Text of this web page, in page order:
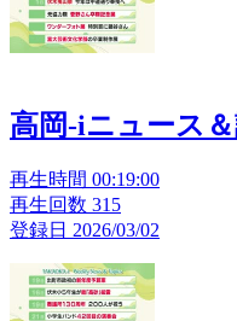
高岡-iニュース＆
再生時間 00:19:00
再生回数 315
登録日 2026/03/02